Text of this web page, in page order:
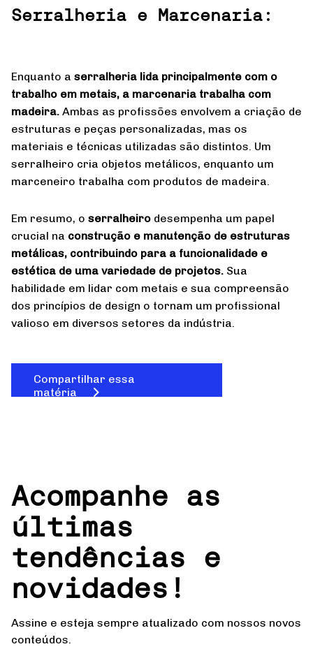
Serralheria e Marcenaria:
Enquanto a serralheria lida principalmente com o
trabalho em metais, a marcenaria trabalha com
madeira. Ambas as profissões envolvem a criação de
estruturas e peças personalizadas, mas os
materiais e técnicas utilizadas são distintos. Um
serralheiro cria objetos metálicos, enquanto um
marceneiro trabalha com produtos de madeira.
Em resumo, o serralheiro desempenha um papel
crucial na construção e manutenção de estruturas
metálicas, contribuindo para a funcionalidade e
estética de uma variedade de projetos. Sua
habilidade em lidar com metais e sua compreensão
dos princípios de design o tornam um profissional
valioso em diversos setores da indústria.
Compartilhar essa
matéria
Acompanhe as
últimas
tendências e
novidades!
Assine e esteja sempre atualizado com nossos novos
conteúdos.